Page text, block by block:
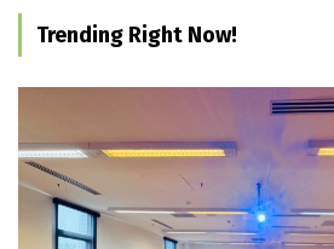
Trending Right Now!